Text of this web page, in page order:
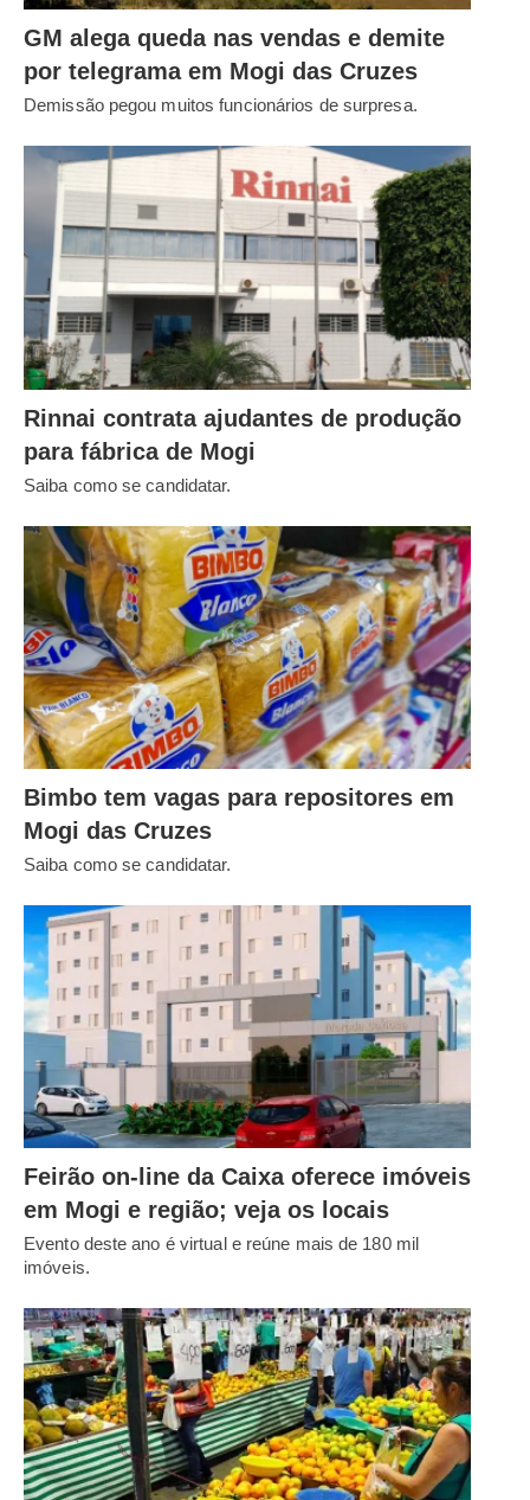
GM alega queda nas vendas e demite
por telegrama em Mogi das Cruzes
Demissão pegou muitos funcionários de surpresa.
Rinnai contrata ajudantes de produção
para fábrica de Mogi
Saiba como se candidatar.
Bimbo tem vagas para repositores em
Mogi das Cruzes
Saiba como se candidatar.
Feirão on-line da Caixa oferece imóveis
em Mogi e região; veja os locais
Evento deste ano é virtual e reúne mais de 180 mil
imóveis.